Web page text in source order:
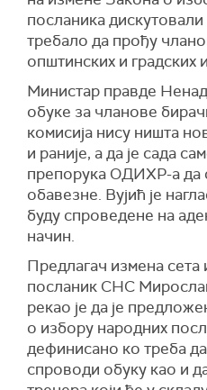
за одбијање изборне
На тај начин, како је
нормирати да све
изборне листе, осим
одбацивање изборне
Закона о избору
представљају разлог
комисија донесе
подносиоцу изборне
могућност да отклони
сметња за проглашење
Циљ Закона, у складу
ОДИХР-а, јесте
избору народних
утврђивање положаја
националне мањине. С
обавеза да назив
Србију после тог
Ана Брнабић га је
објаснила да неће
косовском премијеру
да Парандиловић
блокадери које сте до
Мирковић.
Посланик
ни планиран ни позван
седници, додајући да
јавност.
Марковић је рекао да
редовне активности.
Током расправе о
Странке демократске
Шкријељ и посланик Ми
Борислав Антонијевић
да не гласају за
закона, указујући да
заштиту од
процесима.
посланика
требало да прођу
општинских и градских
Министар правде Ненад
обуке за чланове
комисија нису ништа
и раније, а да је сада
препорука ОДИХР-а да
обавезне. Вујић је
буду спроведене на
начин.
Предлагач измена сета
посланик СНС
рекао је да је
о избору народних
дефинисано ко треба
спроводи обуку као и